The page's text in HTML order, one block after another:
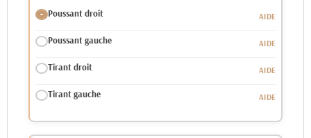
Poussant droit
Poussant gauche
Tirant droit
Tirant gauche